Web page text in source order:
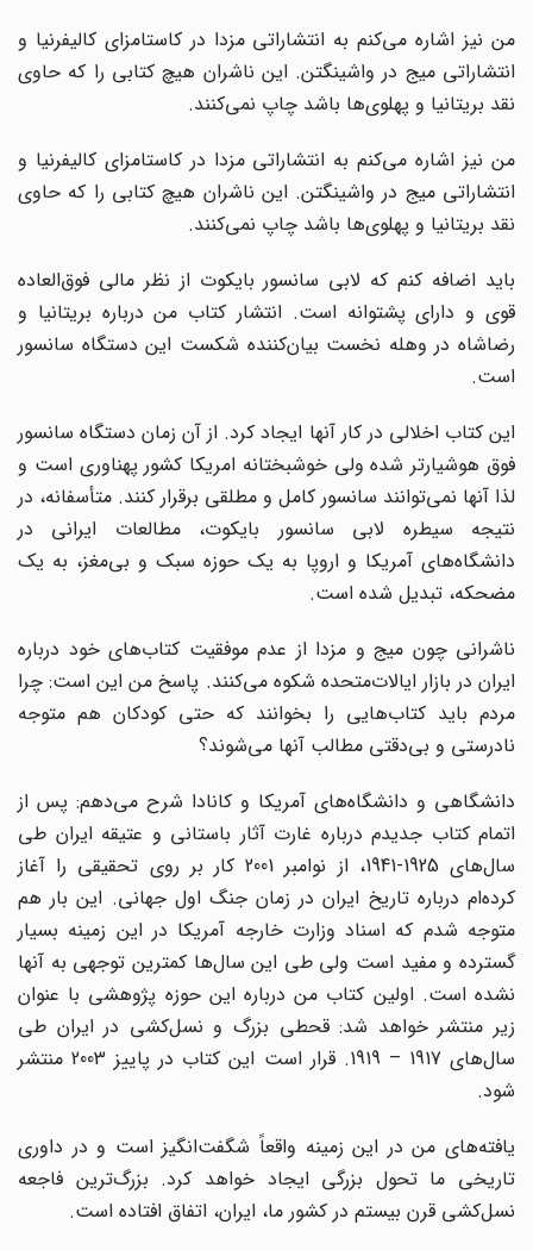
من نیز اشاره می‌کنم به انتشاراتی مزدا در کاستامزای کالیفرنیا و
انتشاراتی میج در واشینگتن. این ناشران هیچ کتابی را که حاوی
نقد بریتانیا و پهلوی‌ها باشد چاپ نمی‌کنند.
من نیز اشاره می‌کنم به انتشاراتی مزدا در کاستامزای کالیفرنیا و
انتشاراتی میج در واشینگتن. این ناشران هیچ کتابی را که حاوی
نقد بریتانیا و پهلوی‌ها باشد چاپ نمی‌کنند.
باید اضافه کنم که لابی سانسور بایکوت از نظر مالی فوق‌العاده
قوی و دارای پشتوانه است. انتشار کتاب من درباره بریتانیا و
رضاشاه در وهله نخست بیان‌کننده شکست این دستگاه سانسور
است.
این کتاب اخلالی در کار آنها ایجاد کرد. از آن زمان دستگاه سانسور
فوق هوشیارتر شده ولی خوشبختانه امریکا کشور پهناوری است و
لذا آنها نمی‌توانند سانسور کامل و مطلقی برقرار کنند. متأسفانه، در
نتیجه سیطره لابی سانسور بایکوت، مطالعات ایرانی در
دانشگاه‌های آمریکا و اروپا به یک حوزه سبک و بی‌مغز، به یک
مضحکه، تبدیل شده است.
ناشرانی چون میج و مزدا از عدم موفقیت کتاب‌های خود درباره
ایران در بازار ایالات‌متحده شکوه می‌کنند. پاسخ من این است: چرا
مردم باید کتاب‌هایی را بخوانند که حتی کودکان هم متوجه
نادرستی و بی‌دقتی مطالب آنها می‌شوند؟
دانشگاهی و دانشگاه‌های آمریکا و کانادا شرح می‌دهم: پس از
اتمام کتاب جدیدم درباره غارت آثار باستانی و عتیقه ایران طی
سال‌های 1925-1941، از نوامبر 2001 کار بر روی تحقیقی را آغاز
کرده‌ام درباره تاریخ ایران در زمان جنگ اول جهانی. این بار هم
متوجه شدم که اسناد وزارت خارجه آمریکا در این زمینه بسیار
گسترده و مفید است ولی طی این سال‌ها کمترین توجهی به آنها
نشده است. اولین کتاب من درباره این حوزه پژوهشی با عنوان
زیر منتشر خواهد شد: قحطی بزرگ و نسل‌کشی در ایران طی
سال‌های 1917 – 1919. قرار است این کتاب در پاییز 2003 منتشر
شود.
یافته‌های من در این زمینه واقعاً شگفت‌انگیز است و در داوری
تاریخی ما تحول بزرگی ایجاد خواهد کرد. بزرگ‌ترین فاجعه
نسل‌کشی قرن بیستم در کشور ما، ایران، اتفاق افتاده است.